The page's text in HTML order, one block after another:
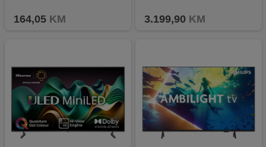
164,05KM 3.199,90 KM